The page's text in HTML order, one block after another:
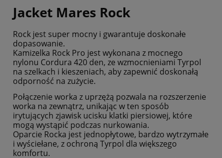
Jacket Mares Rock
Rock jest super mocny i gwarantuje doskonałe
dopasowanie.
Kamizelka Rock Pro jest wykonana z mocnego
nylonu Cordura 420 den, ze wzmocnieniami Tyrpol
na szelkach i kieszeniach, aby zapewnić doskonałą
odporność na zużycie.
Połączenie worka z uprzężą pozwala na rozszerzenie
worka na zewnątrz, unikając w ten sposób
irytujących zjawisk ucisku klatki piersiowej, które
mogą wystąpić podczas nurkowania.
Oparcie Rocka jest jednopłytowe, bardzo wytrzymałe
i wyściełane, z ochroną Tyrpol dla większego
komfortu.